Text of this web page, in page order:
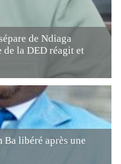
de Ndiaga
de la DED réagit et
libéré après une